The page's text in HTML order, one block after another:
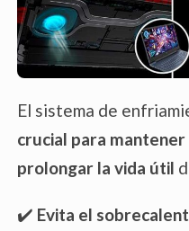
amplios y
Frecuencia de
El sistema de
crucial para
prolongar la vida útil
✔️ Evita el